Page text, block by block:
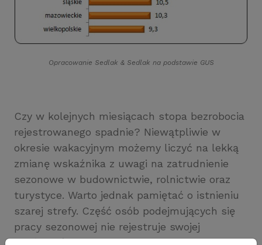
Opracowanie Sedlak &Sedlak na podstawie GUS
Czy w kolejnych miesiącach stopa bezrobocia
rejestrowanego spadnie? Niewątpliwie w
okresie wakacyjnym możemy liczyć na lekką
zmianę wskaźnika z uwagi na zatrudnienie
sezonowe w budownictwie, rolnictwie oraz
turystyce. Warto jednak pamiętać o istnieniu
szarej strefy. Część osób podejmujących się
pracy sezonowej nie rejestruje swojej
działalności i wciąż figuruje na listach